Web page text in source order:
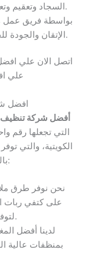
السجاد وتعقيم وتعطير بأقوى معطرات ومنظفات.
بواسطة فريق عمل
الإتقان والجودة للحصول على نتائج فريدة ومبهرة.
اتصل الان علي
علي
افضل
أفضل شركة تنظيف
التي تجعلها رقم
الكويتية، والتي
بالبخار فهي تتميز بالآتي:
نحن نوفر طرق
على كتفي ربات
لتوفير الجهد والوقت.
لدينا أفضل
بمنظفات عالية